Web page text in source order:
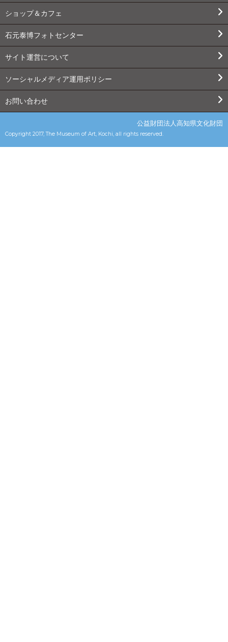
ショップ＆カフェ
石元泰博フォトセンター
サイト運営について
ソーシャルメディア運用ポリシー
お問い合わせ
Copyright 2017, The Museum of Art, Kochi, all rights reserved.
公益財団法人高知県文化財団